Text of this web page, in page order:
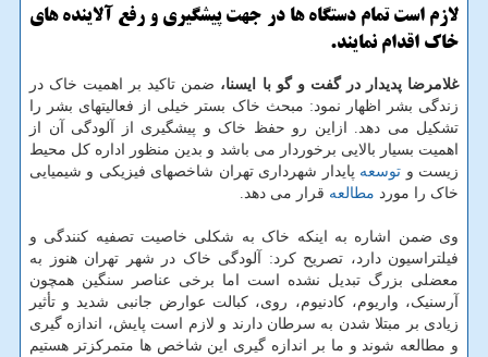
لازم است تمام دستگاه ها در جهت پیشگیری و رفع آلاینده های
خاک اقدام نمایند.
غلامرضا پدیدار در گفت و گو با ایسنا، ضمن تاکید بر اهمیت خاک در
زندگی بشر اظهار نمود: مبحث خاک بستر خیلی از فعالیتهای بشر را
تشکیل می دهد. ازاین رو حفظ خاک و پیشگیری از آلودگی آن از
اهمیت بسیار بالایی برخوردار می باشد و بدین منظور اداره کل محیط
زیست و توسعه پایدار شهرداری تهران شاخصهای فیزیکی و شیمیایی
خاک را مورد مطالعه قرار می دهد.
وی ضمن اشاره به اینکه خاک به شکلی خاصیت تصفیه کنندگی و
فیلتراسیون دارد، تصریح کرد: آلودگی خاک در شهر تهران هنوز به
معضلی بزرگ تبدیل نشده است اما برخی عناصر سنگین همچون
آرسنیک، واریوم، کادنیوم، روی، کبالت عوارض جانبی شدید و تأثیر
زیادی بر مبتلا شدن به سرطان دارند و لازم است پایش، اندازه گیری
و مطالعه شوند و ما بر اندازه گیری این شاخص ها متمرکزتر هستیم